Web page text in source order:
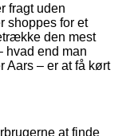
fragt uden
shoppes for et
den mest
hvad end man
– er at få kørt
at finde